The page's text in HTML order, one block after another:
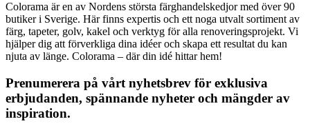
Colorama är en av Nordens största färghandelskedjor med över 90
butiker i Sverige. Här finns expertis och ett noga utvalt sortiment av
färg, tapeter, golv, kakel och verktyg för alla renoveringsprojekt. Vi
hjälper dig att förverkliga dina idéer och skapa ett resultat du kan
njuta av länge. Colorama – där din idé hittar hem!
Prenumerera på vårt nyhetsbrev för exklusiva
erbjudanden, spännande nyheter och mängder av
inspiration.